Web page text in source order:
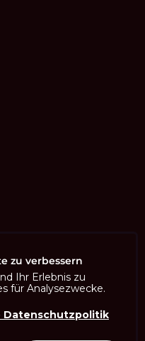
zu verbessern
Ihr Erlebnis zu
für Analysezwecke.
Datenschutzpolitik